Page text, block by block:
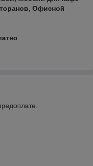
Офисной